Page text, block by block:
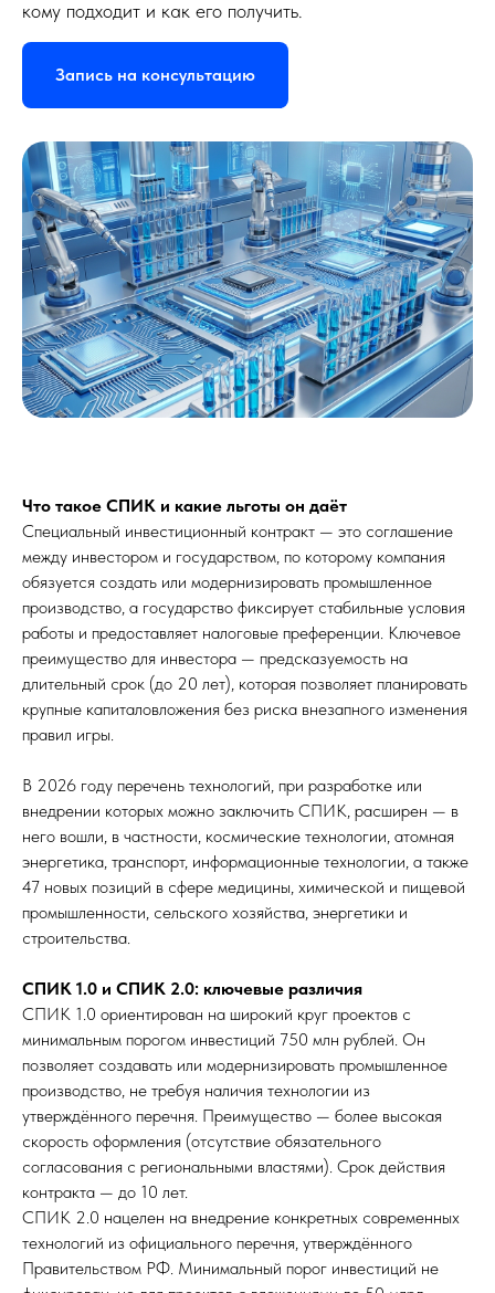
бизнесом
кому подходит и как его получить.
Запись на консультацию
Что такое СПИК и какие льготы он даёт
Специальный инвестиционный контракт — это соглашение
между инвестором и государством, по которому компания
обязуется создать или модернизировать промышленное
производство, а государство фиксирует стабильные условия
работы и предоставляет налоговые преференции. Ключевое
преимущество для инвестора — предсказуемость на
длительный срок (до 20 лет), которая позволяет планировать
крупные капиталовложения без риска внезапного изменения
правил игры.
В 2026 году перечень технологий, при разработке или
внедрении которых можно заключить СПИК, расширен — в
него вошли, в частности, космические технологии, атомная
энергетика, транспорт, информационные технологии, а также
47 новых позиций в сфере медицины, химической и пищевой
промышленности, сельского хозяйства, энергетики и
строительства.
СПИК 1.0 и СПИК 2.0: ключевые различия
СПИК 1.0 ориентирован на широкий круг проектов с
минимальным порогом инвестиций 750 млн рублей. Он
позволяет создавать или модернизировать промышленное
производство, не требуя наличия технологии из
утверждённого перечня. Преимущество — более высокая
скорость оформления (отсутствие обязательного
согласования с региональными властями). Срок действия
контракта — до 10 лет.
СПИК 2.0 нацелен на внедрение конкретных современных
технологий из официального перечня, утверждённого
Правительством РФ. Минимальный порог инвестиций не